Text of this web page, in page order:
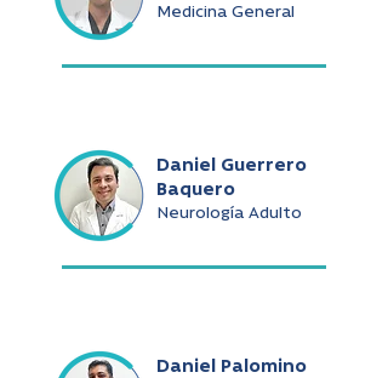
Medicina General
Daniel Guerrero
Baquero
Neurología Adulto
Daniel Palomino